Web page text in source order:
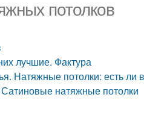
потолков
лучшие. Фактура
Натяжные потолки: есть ли
натяжные потолки